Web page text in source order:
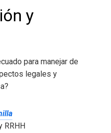
y
para manejar de
legales y
RRHH